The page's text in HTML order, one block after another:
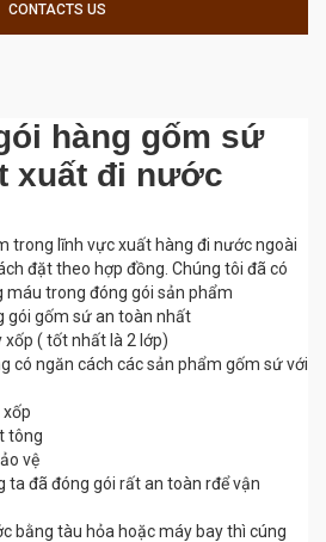
CONTACTS US
hàng gốm sứ
xuất đi nước
trong lĩnh vực xuất hàng đi nước ngoài
đặt theo hợp đồng. Chúng tôi đã có
trong đóng gói sản phẩm
gói gốm sứ an toàn nhất
xốp ( tốt nhất là 2 lớp)
có ngăn cách các sản phẩm gốm sứ với
tông
vệ
ta đã đóng gói rất an toàn rđể vận
bằng tàu hỏa hoặc máy bay thì cúng